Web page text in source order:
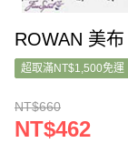
ROWAN 美
超取滿NT$1,500免運
NT$660
NT$462